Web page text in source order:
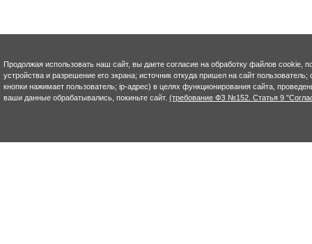
Продолжая использовать наш сайт, вы даете согласие на обработку файлов cookie,
устройства и разрешение его экрана; источник откуда пришел на сайт
кнопки нажимает пользователь; ip-адрес) в целях функционирования сайта,
ваши данные обрабатывались, покиньте сайт. (требование ФЗ №152. Статья 9